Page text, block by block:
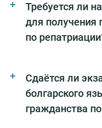
Требуется ли
для получения
по
Сдаётся ли
болгарского
гражданства